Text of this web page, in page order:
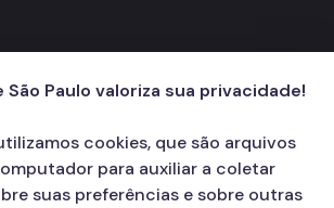
do Facebook
Paulo valoriza sua privacidade!
cookies, que são arquivos
para auxiliar a coletar
suas preferências e sobre outras